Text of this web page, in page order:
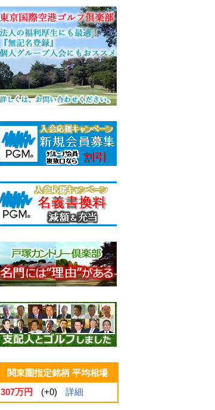
関東圏指定銘柄 平均相場
307万円
(+0) 詳細